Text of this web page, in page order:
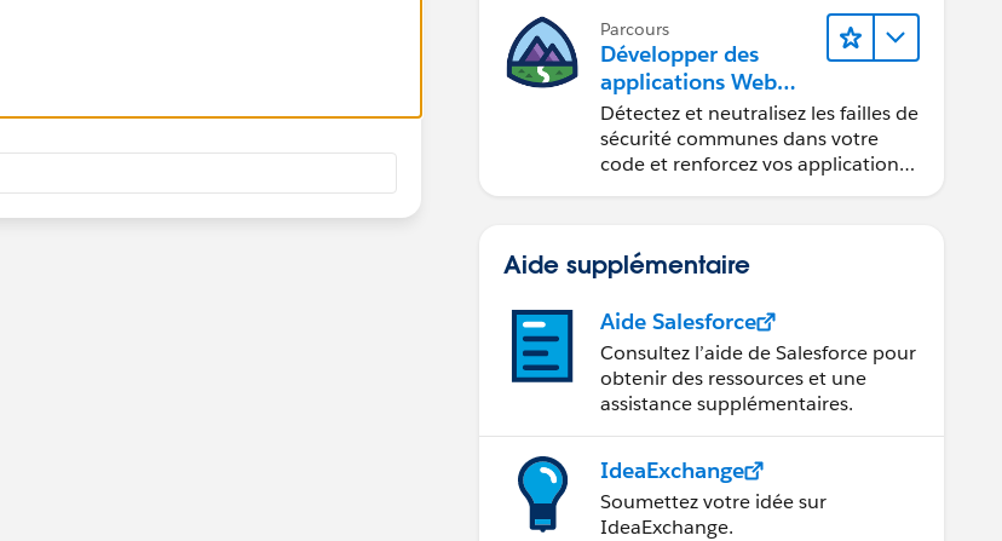
Parcours
Développer des
applications Web
sécurisées
Détectez et neutralisez les failles de
sécurité communes dans votre
code et renforcez vos applications
Aide supplémentaire
Aide Salesforce
Consultez l’aide de Salesforce pour
obtenir des ressources et une
assistance supplémentaires.
IdeaExchange
Soumettez votre idée sur
IdeaExchange.